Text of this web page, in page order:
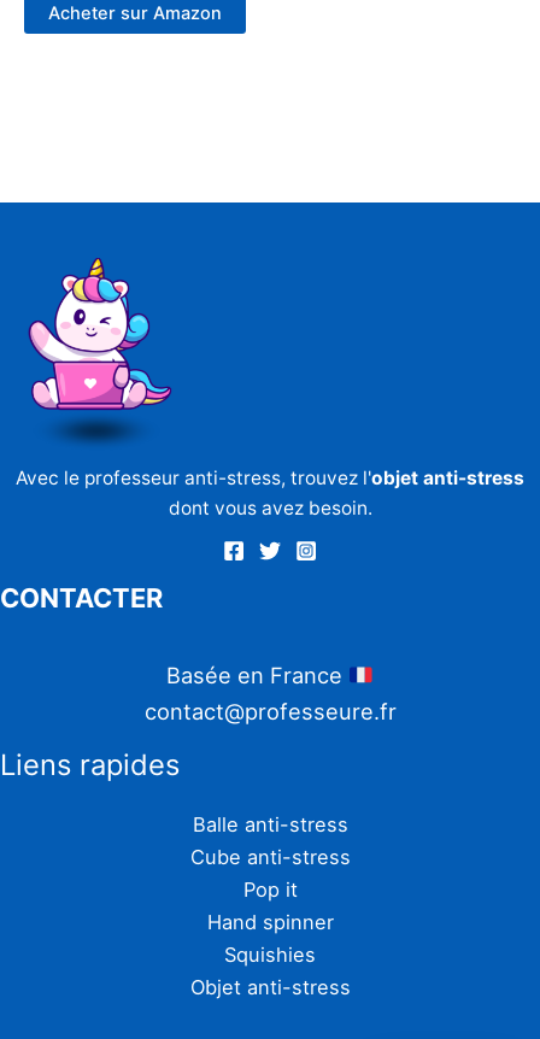
Acheter sur Amazon
Avec le professeur anti-stress, trouvez l'objet anti-stress
dont vous avez besoin.
CONTACTER
Basée en France
contact@professeure.fr
Liens rapides
Balle anti-stress
Cube anti-stress
Pop it
Hand spinner
Squishies
Objet anti-stress